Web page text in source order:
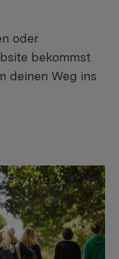
oder
bekommst
deinen Weg ins